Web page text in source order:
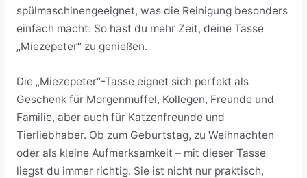
spülmaschinengeeignet, was die Reinigung besonders
einfach macht. So hast du mehr Zeit, deine Tasse
„Miezepeter“ zu genießen.
Die „Miezepeter“-Tasse eignet sich perfekt als
Geschenk für Morgenmuffel, Kollegen, Freunde und
Familie, aber auch für Katzenfreunde und
Tierliebhaber. Ob zum Geburtstag, zu Weihnachten
oder als kleine Aufmerksamkeit – mit dieser Tasse
liegst du immer richtig. Sie ist nicht nur praktisch,